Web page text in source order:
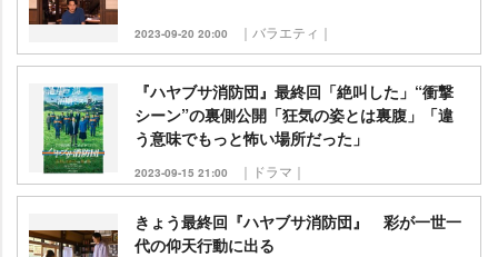
2023-09-20 20:00 ｜バラエティ｜
『ハヤブサ消防団』最終回「絶叫した」“衝撃
シーン”の裏側公開「狂気の姿とは裏腹」「違
う意味でもっと怖い場所だった」
2023-09-15 21:00 ｜ドラマ｜
きょう最終回『ハヤブサ消防団』 彩が一世一
代の仰天行動に出る